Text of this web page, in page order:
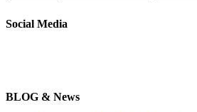
Social Media
BLOG & News